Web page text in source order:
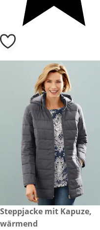
reduzierter Preis CHF 45.-,
-34%
Steppjacke mit Kapuze,
wärmend